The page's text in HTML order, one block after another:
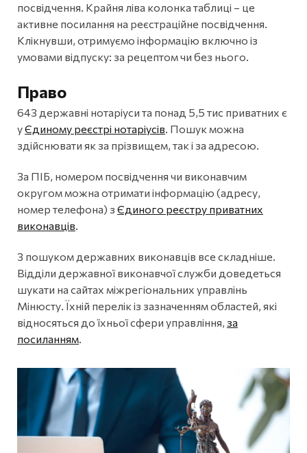
посвідчення. Крайня ліва колонка таблиці – це
активне посилання на реєстраційне посвідчення.
Клікнувши, отримуємо інформацію включно із
умовами відпуску: за рецептом чи без нього.
Право
643 державні нотаріуси та понад 5,5 тис приватних є
уЄдиному реєстрі нотаріусів. Пошук можна
здійснювати як за прізвищем, так і за адресою.
За ПІБ, номером посвідчення чи виконавчим
округом можна отримати інформацію (адресу,
номер телефона) з Єдиного реєстру приватних
виконавців.
З пошуком державних виконавців все складніше.
Відділи державної виконавчої служби доведеться
шукати на сайтах міжрегіональних управлінь
Мінюсту. Їхній перелік із зазначенням областей, які
відносяться до їхньої сфери управління, за
посиланням.